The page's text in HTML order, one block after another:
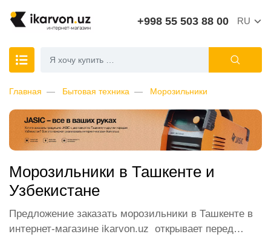
+998 55 503 88 00 RU
Главная Бытовая техника Морозильники
Морозильники в Ташкенте и
Узбекистане
Предложение заказать морозильники в Ташкенте в
интернет-магазине ikarvon.uz открывает перед